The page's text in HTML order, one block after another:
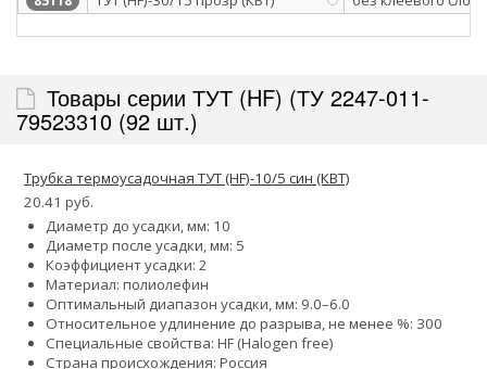
Товары серии ТУТ (HF) (ТУ 2247-011-
79523310 (92 шт.)
Трубка термоусадочная ТУТ (HF)-10/5 син (КВТ)
20.41 руб.
Диаметр до усадки, мм: 10
Диаметр после усадки, мм: 5
Коэффициент усадки: 2
Материал: полиолефин
Оптимальный диапазон усадки, мм: 9.0–6.0
Относительное удлинение до разрыва, не менее %: 300
Специальные свойства: HF (Halogen free)
Страна происхождения: Россия